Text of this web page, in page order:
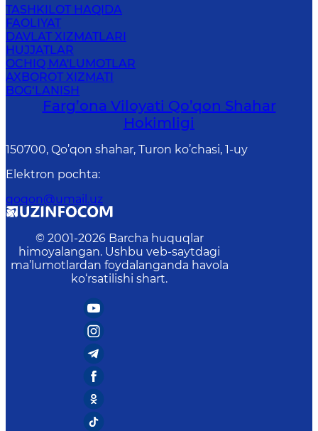
TASHKILOT HAQIDA
FAOLIYAT
DAVLAT XIZMATLARI
HUJJATLAR
OCHIQ MA'LUMOTLAR
AXBOROT XIZMATI
BOG‘LANISH
Farg’оnа Vilоyati Qo’qon Shahar
Hоkimligi
150700, Qo’qon shahar, Turon ko’chasi, 1-uy
Elektron pochta:
qoqon@umail.uz
© 2001-2026 Barcha huquqlar
himoyalangan. Ushbu veb-saytdagi
ma’lumotlardan foydalanganda havola
ko‘rsatilishi shart.